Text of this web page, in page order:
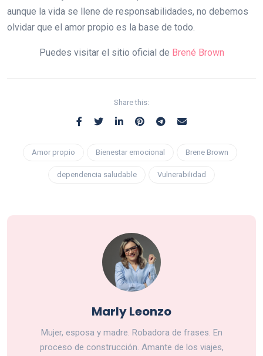
aunque la vida se llene de responsabilidades, no debemos
olvidar que el amor propio es la base de todo.
Puedes visitar el sitio oficial de Brené Brown
Share this:
Amor propio Bienestar emocional Brene Brown
dependencia saludable Vulnerabilidad
Marly Leonzo
Mujer, esposa y madre. Robadora de frases. En
proceso de construcción. Amante de los viajes,